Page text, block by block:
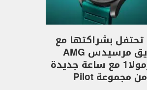
IWC تحتفل بشراكتها مع
فريق مرسيدس AMG
للفورمولا1 مع ساعة جديدة
من مجموعة Pilot